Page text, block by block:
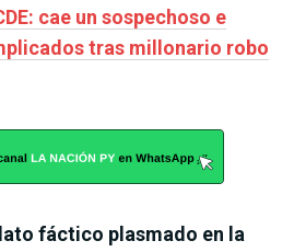
cae un sospechoso e
tras millonario robo
fáctico plasmado en la